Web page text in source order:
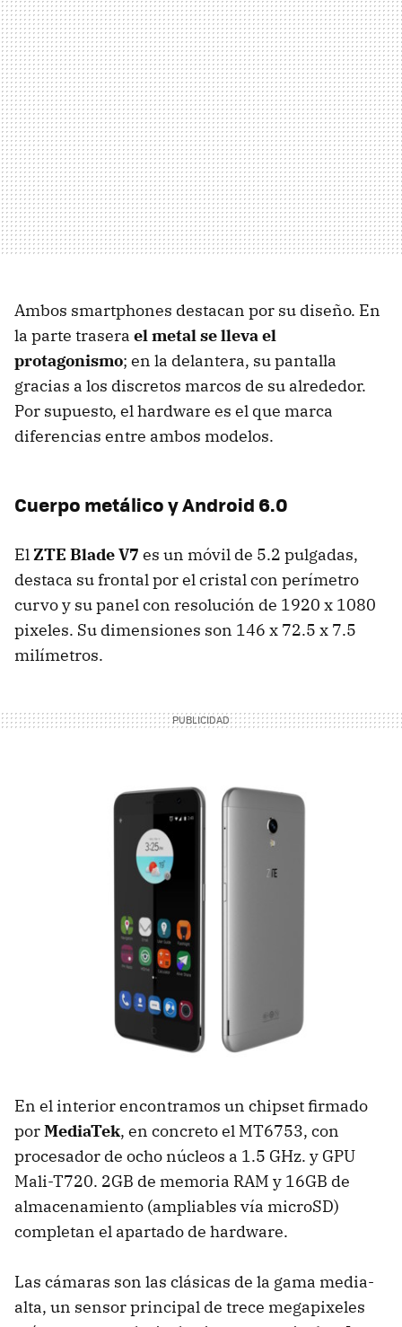
Ambos smartphones destacan por su diseño. En
la parte trasera el metal se lleva el
protagonismo; en la delantera, su pantalla
gracias a los discretos marcos de su alrededor.
Por supuesto, el hardware es el que marca
diferencias entre ambos modelos.
Cuerpo metálico y Android 6.0
ElZTE Blade V7 es un móvil de 5.2 pulgadas,
destaca su frontal por el cristal con perímetro
curvo y su panel con resolución de 1920 x 1080
pixeles. Su dimensiones son 146 x 72.5 x 7.5
milímetros.
En el interior encontramos un chipset firmado
porMediaTek, en concreto el MT6753, con
procesador de ocho núcleos a 1.5 GHz. y GPU
Mali-T720. 2GB de memoria RAM y 16GB de
almacenamiento (ampliables vía microSD)
completan el apartado de hardware.
Las cámaras son las clásicas de la gama media-
alta, un sensor principal de trece megapixeles